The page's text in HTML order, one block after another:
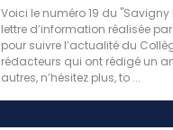
Voici le numéro 19 du "Savigny
lettre d’information réalisée par
pour suivre l’actualité du
rédacteurs qui ont rédigé un
autres, n’hésitez plus, to ...